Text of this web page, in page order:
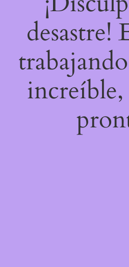
desastre!
increíble,